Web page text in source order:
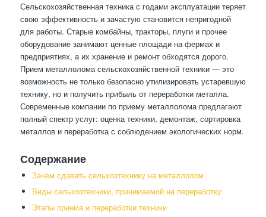
Сельскохозяйственная техника с годами эксплуатации теряет
свою эффективность и зачастую становится непригодной
для работы. Старые комбайны, тракторы, плуги и прочее
оборудование занимают ценные площади на фермах и
предприятиях, а их хранение и ремонт обходятся дорого.
Прием металлолома сельскохозяйственной техники — это
возможность не только безопасно утилизировать устаревшую
технику, но и получить прибыль от переработки металла.
Современные компании по приему металлолома предлагают
полный спектр услуг: оценка техники, демонтаж, сортировка
металлов и переработка с соблюдением экологических норм.
Содержание
Зачем сдавать сельхозтехнику на металлолом
Виды сельхозтехники, принимаемой на переработку
Этапы приема и переработки техники